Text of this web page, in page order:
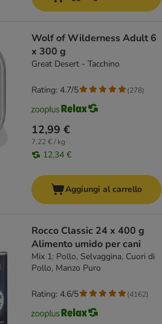
Wolf of Wilderness Adult 6
x 300 g
Great Desert - Tacchino
12,99 €
7,22 € / kg
12,34 €
Rating: 4.7/5 (278)
Aggiungi al carrello
Rocco Classic 24 x 400 g
Alimento umido per cani
Mix 1: Pollo, Selvaggina, Cuori di
Pollo, Manzo Puro
Rating: 4.6/5 (4162)